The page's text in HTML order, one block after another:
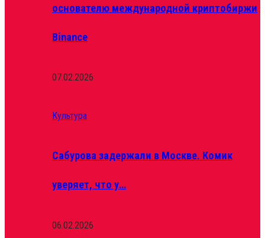
основателю международной криптобиржи
Binance
07.02.2026
Культура
Сабурова задержали в Москве. Комик
уверяет, что у…
06.02.2026